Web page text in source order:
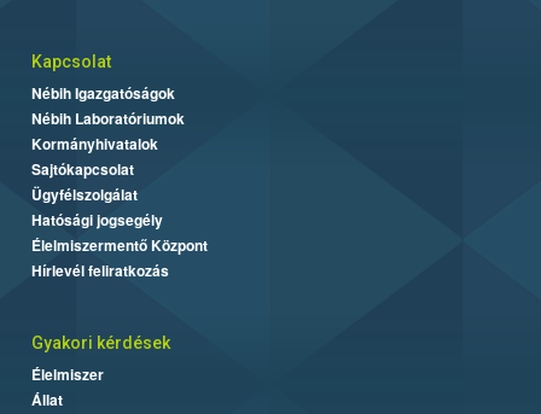
Kapcsolat
Nébih Igazgatóságok
Nébih Laboratóriumok
Kormányhivatalok
Sajtókapcsolat
Ügyfélszolgálat
Hatósági jogsegély
Élelmiszermentő Központ
Hírlevél feliratkozás
Gyakori kérdések
Élelmiszer
Állat